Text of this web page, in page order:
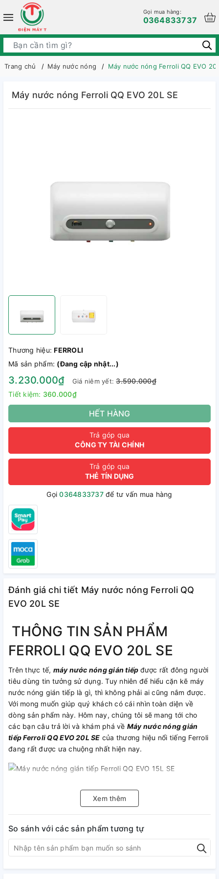
Gọi mua hàng:
0364833737
Trang chủ Máy nước nóng Máy nước nóng Ferroli QQ EVO
Máy nước nóng Ferroli QQ EVO 20L SE
Thương hiệu:FERROLI
Mã sản phẩm: (Đang cập nhật...)
3.230.000₫ Giá niêm yết:3.590.000₫
Tiết kiệm: 360.000₫
HẾT HÀNG
Trả góp qua
CÔNG TY TÀI CHÍNH
Trả góp qua
THẺ TÍN DỤNG
Gọi0364833737để tư vấn mua hàng
Đánh giá chi tiết Máy nước nóng Ferroli QQ
EVO 20L SE
THÔNG TIN SẢN PHẨM
FERROLI QQ EVO 20L SE
Trên thực tế, máy nước nóng gián tiếp được rất đông người
tiêu dùng tin tưởng sử dụng. Tuy nhiên để hiểu cặn kẽ máy
nước nóng gián tiếp là gì, thì không phải ai cũng nắm được.
Với mong muốn giúp quý khách có cái nhìn toàn diện về
dòng sản phẩm này. Hôm nay, chúng tôi sẽ mang tới cho
các bạn câu trả lời và khám phá về Máy nước nóng gián
tiếp Ferroli QQ EVO 20L SE của thương hiệu nổi tiếng Ferroli
đang rất được ưa chuộng nhất hiện nay.
tự động kiểm soát nhiệt độ và rơ-le chống cháy khô đem lại
sự an toàn tuyệt đối khi sử dụng, để ngăn sự cố thanh nhiệt
độ trong bình vượt quá 90°C và chỉ có thể hoạt động lại khi
có sự kiểm tra của kỹ thuật. Hơn nữa, bộ chống rò điện
(ELCB) sẽ ngắt kết nối giữa thiết bị với mạch điện bất cứ khi
Xem thêm
So sánh với các sản phẩm tương tự